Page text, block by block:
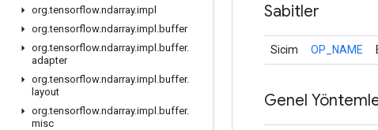
org.tensorflow.ndarray.impl
org.tensorflow.ndarray.impl .buffer
org.tensorflow.ndarray.impl .buffer.
adapter
org.tensorflow.ndarray.impl .buffer.
layout
org.tensorflow.ndarray.impl .buffer.
misc
Sabitler
Sicim OP_NAME
Genel